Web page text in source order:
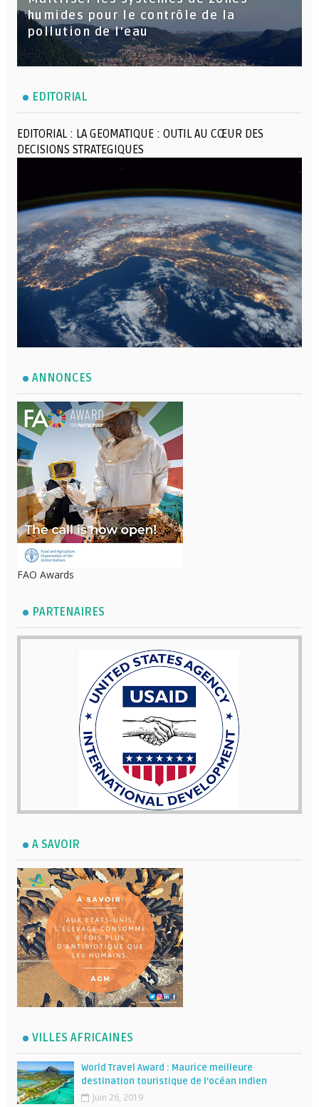
humides pour le contrôle de la
pollution de l'eau
EDITORIAL
EDITORIAL : LA GEOMATIQUE : OUTIL AU CŒUR DES
DECISIONS STRATEGIQUES
ANNONCES
FAO Awards
PARTENAIRES
A SAVOIR
VILLES AFRICAINES
World Travel Award : Maurice meilleure
destination touristique de l’océan Indien
Juin 26, 2019